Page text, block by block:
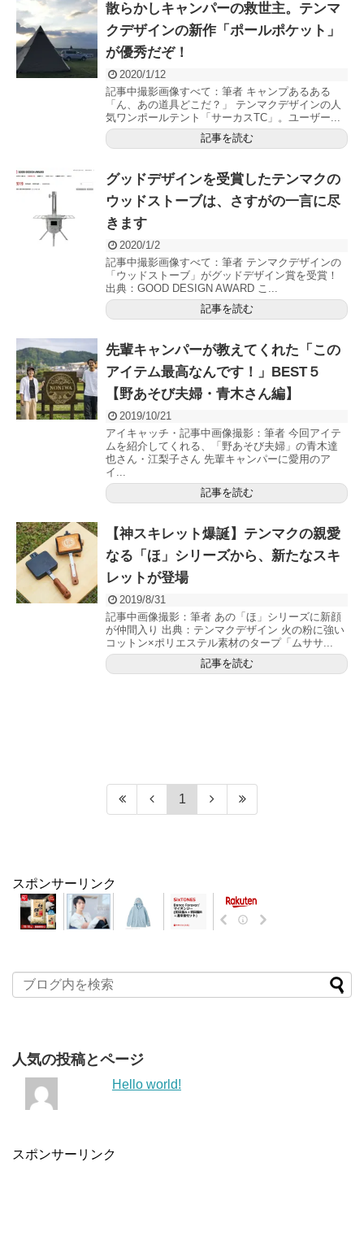
散らかしキャンパーの救世主。テンマ
クデザインの新作「ポールポケット」
が優秀だぞ！
2020/1/12
記事中撮影画像すべて：筆者 キャンプあるある
「ん、あの道具どこだ？」 テンマクデザインの人
気ワンポールテント「サーカスTC」。ユーザー...
記事を読む
グッドデザインを受賞したテンマクの
ウッドストーブは、さすがの一言に尽
きます
2020/1/2
記事中撮影画像すべて：筆者 テンマクデザインの
「ウッドストーブ」がグッドデザイン賞を受賞！
出典：GOOD DESIGN AWARD こ...
記事を読む
先輩キャンパーが教えてくれた「この
アイテム最高なんです！」BEST５
【野あそび夫婦・青木さん編】
2019/10/21
アイキャッチ・記事中画像撮影：筆者 今回アイテ
ムを紹介してくれる、「野あそび夫婦」の青木達
也さん・江梨子さん 先輩キャンパーに愛用のア
イ...
記事を読む
【神スキレット爆誕】テンマクの親愛
なる「ほ」シリーズから、新たなスキ
レットが登場
2019/8/31
記事中画像撮影：筆者 あの「ほ」シリーズに新顔
が仲間入り 出典：テンマクデザイン 火の粉に強い
コットン×ポリエステル素材のタープ「ムササ...
記事を読む
1
スポンサーリンク
人気の投稿とページ
Hello world!
スポンサーリンク